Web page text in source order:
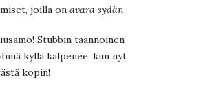
joilla on avara sydän.
Stubbin taannoinen
kyllä kalpenee, kun nyt
kopin!